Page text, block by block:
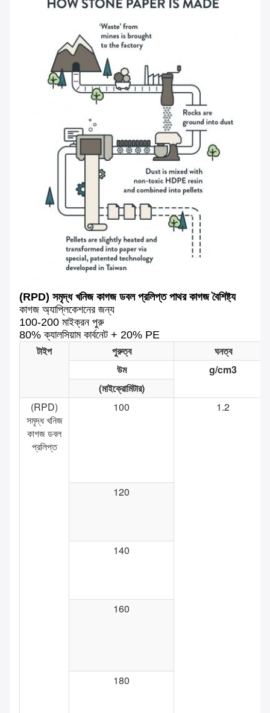
(RPD) সমৃদ্ধ খনিজ কাগজ ডবল প্রলিপ্ত পাথর কাগজ বৈশিষ্ট্য
কাগজ অ্যাপ্লিকেশনের জন্য
100-200 মাইক্রন পুরু
80% ক্যালসিয়াম কার্বনেট + 20% PE
টাইপ পুরুত্ব
ঘনত্ব
উম
g/cm3
(মাইক্রোমিটার)
(RPD)
সমৃদ্ধ খনিজ
কাগজ ডবল
প্রলিপ্ত
100 1.2
120
140
160
180